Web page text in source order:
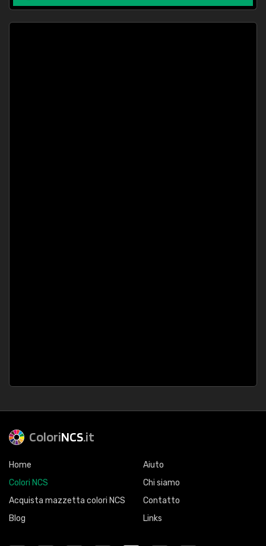
ColoriNCS.it
Home
Colori NCS
Acquista mazzetta colori NCS
Blog
Aiuto
Chi siamo
Contatto
Links